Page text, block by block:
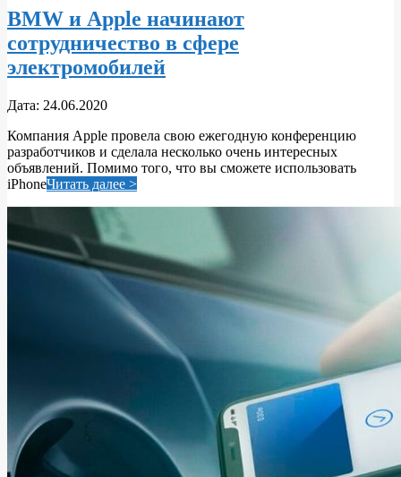
BMW и Apple начинают
сотрудничество в сфере
электромобилей
2020-
24
Дата: 24.06.2020
Компания Apple провела свою ежегодную конференцию
разработчиков и сделала несколько очень интересных
объявлений. Помимо того, что вы сможете использовать
iPhoneЧитать далее >